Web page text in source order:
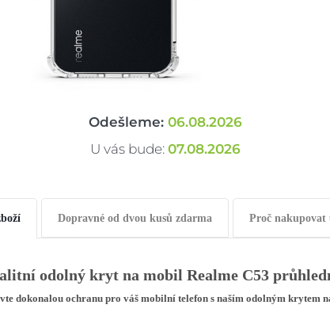
Odešleme: 06.08.2026
U vás bude: 07.08.2026
Dopravné od dvou kusů zdarma Proč nakupovat
odolný kryt na mobil Realme C53
dokonalou ochranu pro váš mobilní telefon s naším odolným krytem